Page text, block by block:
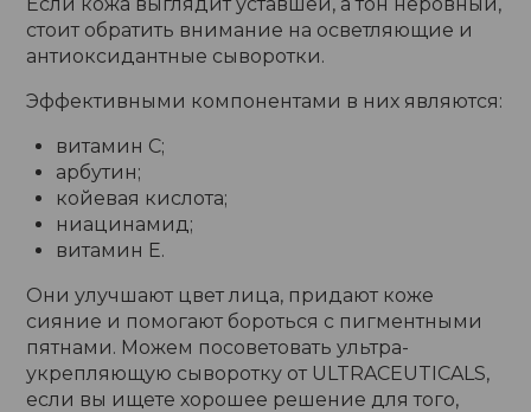
стоит обратить внимание на осветляющие и
антиоксидантные сыворотки.
Эффективными компонентами в них являются:
витамин C;
арбутин;
койевая кислота;
ниацинамид;
витамин E.
Они улучшают цвет лица, придают коже
сияние и помогают бороться с пигментными
пятнами. Можем посоветовать ультра-
укрепляющую сыворотку от ULTRACEUTICALS,
если вы ищете хорошее решение для того,